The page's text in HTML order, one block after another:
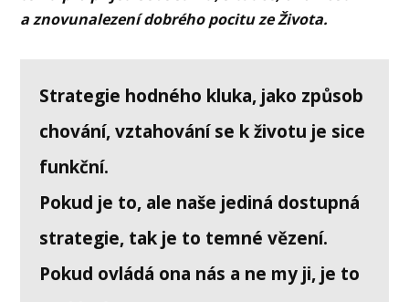
a znovunalezení dobrého pocitu ze Života.
Strategie hodného kluka, jako způsob
chování, vztahování se k životu je sice
funkční.
Pokud je to, ale naše jediná dostupná
strategie, tak je to temné vězení.
Pokud ovládá ona nás a ne my ji, je to